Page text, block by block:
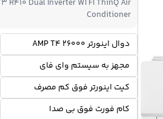
R410 Dual Inverter WI FI ThinQ Air
Conditioner
دوال اینورتر 26000 AMP T4
مجهز به سیستم وای فای
کیت اینورتر فوق کم مصرف
کام فورت فوق بی صدا